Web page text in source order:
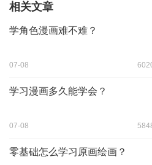
相关文章
学角色漫画难不难？
07-08
学习漫画多久能学会？
07-08
零基础怎么学习原画绘画？